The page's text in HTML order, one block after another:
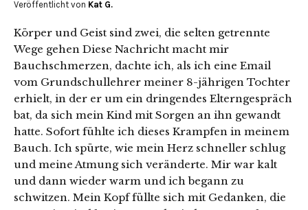
Veröffentlicht von Kat G.
Körper und Geist sind zwei, die selten getrennte
Wege gehen Diese Nachricht macht mir
Bauchschmerzen, dachte ich, als ich eine Email
vom Grundschullehrer meiner 8-jährigen Tochter
erhielt, in der er um ein dringendes Elterngespräch
bat, da sich mein Kind mit Sorgen an ihn gewandt
hatte. Sofort fühlte ich dieses Krampfen in meinem
Bauch. Ich spürte, wie mein Herz schneller schlug
und meine Atmung sich veränderte. Mir war kalt
und dann wieder warm und ich begann zu
schwitzen. Mein Kopf füllte sich mit Gedanken, die